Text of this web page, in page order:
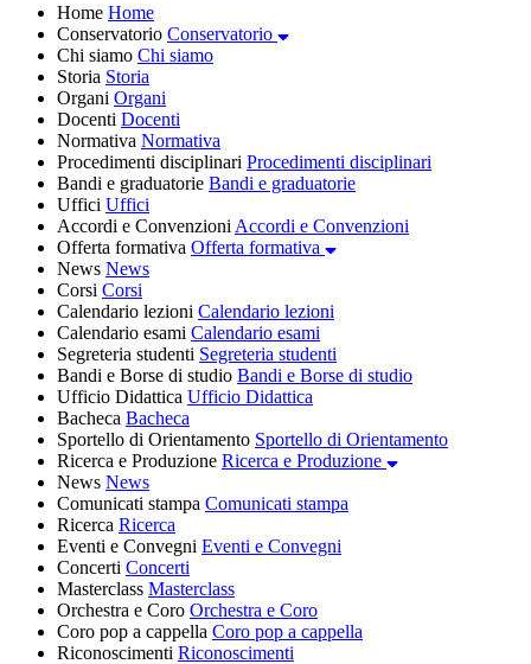
Home Home
Conservatorio Conservatorio
Chi siamo Chi siamo
Storia Storia
Organi Organi
Docenti Docenti
Normativa Normativa
Procedimenti disciplinari Procedimenti disciplinari
Bandi e graduatorie Bandi e graduatorie
Uffici Uffici
Accordi e Convenzioni Accordi e Convenzioni
Offerta formativa Offerta formativa
News News
Corsi Corsi
Calendario lezioni Calendario lezioni
Calendario esami Calendario esami
Segreteria studenti Segreteria studenti
Bandi e Borse di studio Bandi e Borse di studio
Ufficio Didattica Ufficio Didattica
Bacheca Bacheca
Sportello di Orientamento Sportello di Orientamento
Ricerca e Produzione Ricerca e Produzione
News News
Comunicati stampa Comunicati stampa
Ricerca Ricerca
Eventi e Convegni Eventi e Convegni
Concerti Concerti
Masterclass Masterclass
Orchestra e Coro Orchestra e Coro
Coro pop a cappella Coro pop a cappella
Riconoscimenti Riconoscimenti